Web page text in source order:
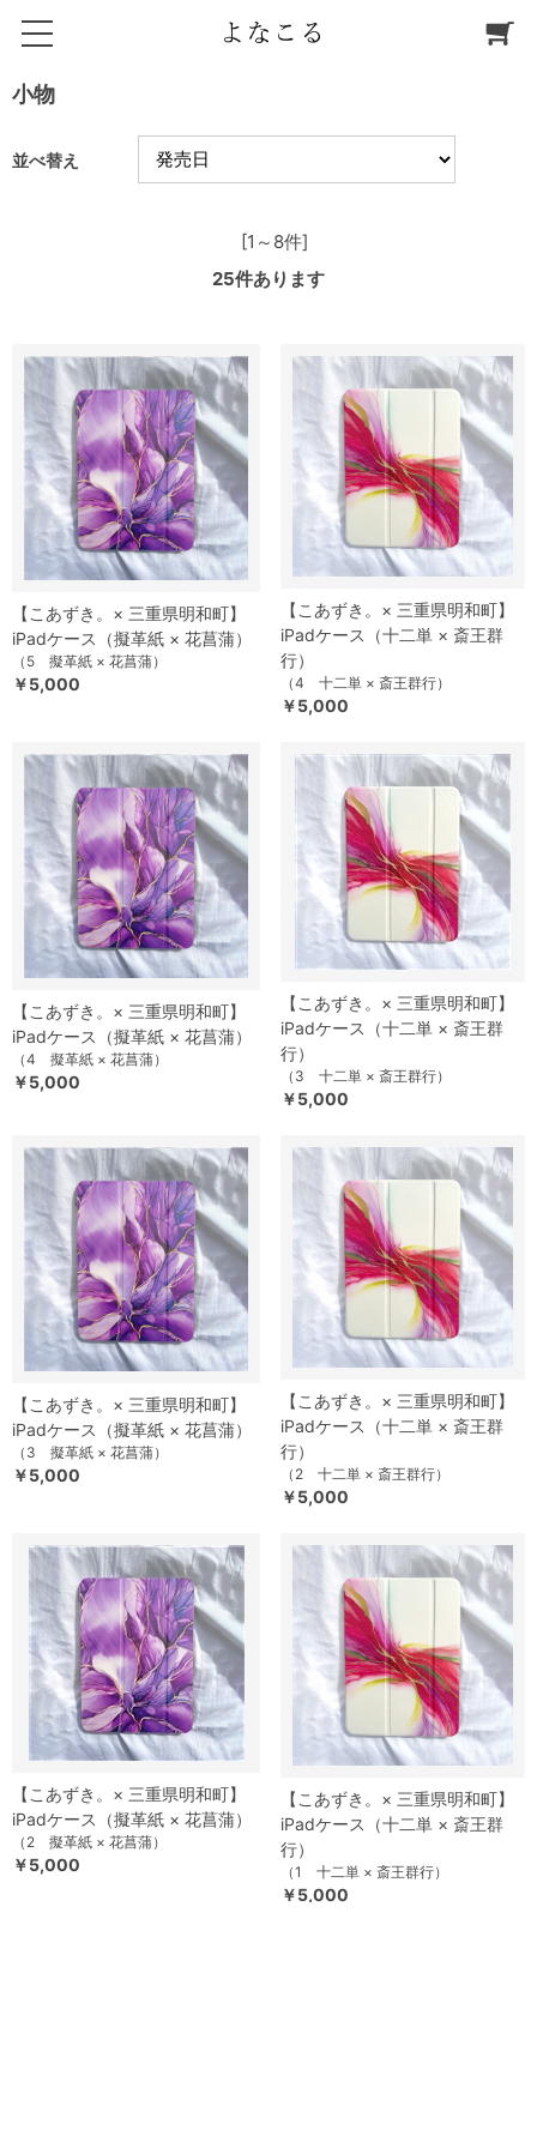
小物
並べ替え
[1～8件]
25件あります
【こあずき。× 三重県明和町】
iPadケース（擬革紙 × 花菖蒲）
（5 擬革紙 × 花菖蒲）
￥5,000
【こあずき。× 三重県明和町】
iPadケース（十二単 × 斎王群
行）
（4 十二単 × 斎王群行）
￥5,000
【こあずき。× 三重県明和町】
iPadケース（擬革紙 × 花菖蒲）
（4 擬革紙 × 花菖蒲）
￥5,000
【こあずき。× 三重県明和町】
iPadケース（十二単 × 斎王群
行）
（3 十二単 × 斎王群行）
￥5,000
【こあずき。× 三重県明和町】
iPadケース（擬革紙 × 花菖蒲）
（3 擬革紙 × 花菖蒲）
￥5,000
【こあずき。× 三重県明和町】
iPadケース（十二単 × 斎王群
行）
（2 十二単 × 斎王群行）
￥5,000
【こあずき。× 三重県明和町】
iPadケース（擬革紙 × 花菖蒲）
（2 擬革紙 × 花菖蒲）
￥5,000
【こあずき。× 三重県明和町】
iPadケース（十二単 × 斎王群
行）
（1 十二単 × 斎王群行）
￥5,000